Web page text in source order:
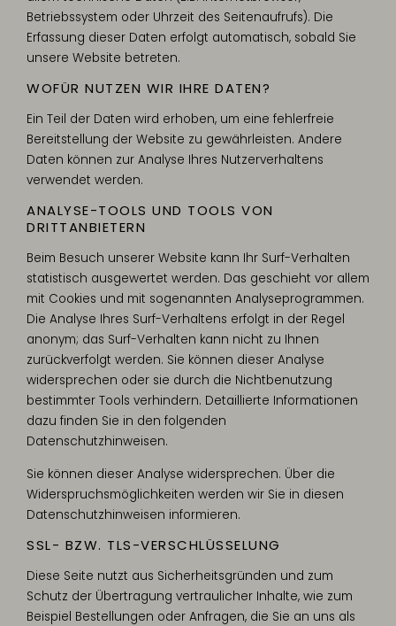
Betriebssystem oder Uhrzeit des Seitenaufrufs). Die
Erfassung dieser Daten erfolgt automatisch, sobald Sie
unsere Website betreten.
WOFÜR NUTZEN WIR IHRE DATEN?
Ein Teil der Daten wird erhoben, um eine fehlerfreie
Bereitstellung der Website zu gewährleisten. Andere
Daten können zur Analyse Ihres Nutzerverhaltens
verwendet werden.
ANALYSE-TOOLS UND TOOLS VON
DRITTANBIETERN
Beim Besuch unserer Website kann Ihr Surf-Verhalten
statistisch ausgewertet werden. Das geschieht vor allem
mit Cookies und mit sogenannten Analyseprogrammen.
Die Analyse Ihres Surf-Verhaltens erfolgt in der Regel
anonym; das Surf-Verhalten kann nicht zu Ihnen
zurückverfolgt werden. Sie können dieser Analyse
widersprechen oder sie durch die Nichtbenutzung
bestimmter Tools verhindern. Detaillierte Informationen
dazu finden Sie in den folgenden
Datenschutzhinweisen.
Sie können dieser Analyse widersprechen. Über die
Widerspruchsmöglichkeiten werden wir Sie in diesen
Datenschutzhinweisen informieren.
SSL- BZW. TLS-VERSCHLÜSSELUNG
Diese Seite nutzt aus Sicherheitsgründen und zum
Schutz der Übertragung vertraulicher Inhalte, wie zum
Beispiel Bestellungen oder Anfragen, die Sie an uns als